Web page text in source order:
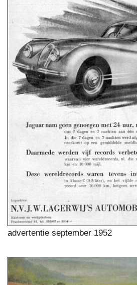
advertentie september 1952